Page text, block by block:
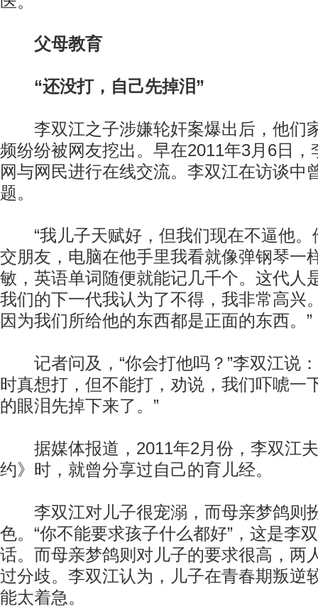
父母教育
“还没打，自己先掉泪”
李双江之子涉嫌轮奸案爆出后，他们
频纷纷被网友挖出。早在2011年3月6日，
网与网民进行在线交流。李双江在访谈中
题。
“我儿子天赋好，但我们现在不逼他。
交朋友，电脑在他手里我看就像弹钢琴一
敏，英语单词随便就能记几千个。这代人
我们的下一代我认为了不得，我非常高兴
因为我们所给他的东西都是正面的东西。”
记者问及，“你会打他吗？”李双江说：
时真想打，但不能打，劝说，我们吓唬一
的眼泪先掉下来了。”
据媒体报道，2011年2月份，李双江夫
约》时，就曾分享过自己的育儿经。
李双江对儿子很宠溺，而母亲梦鸽则
色。“你不能要求孩子什么都好”，这是李
话。而母亲梦鸽则对儿子的要求很高，两
过分歧。李双江认为，儿子在青春期叛逆
能太着急。